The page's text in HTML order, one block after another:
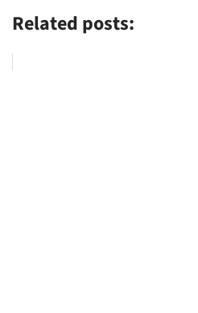
Related posts: